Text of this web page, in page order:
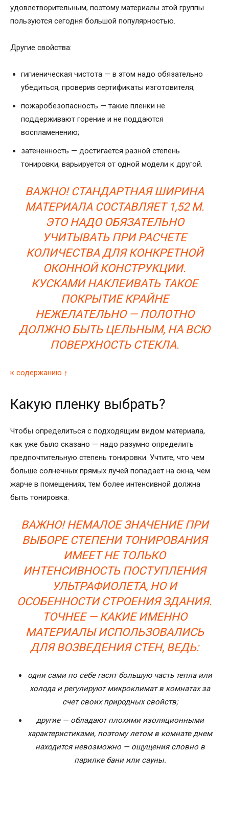
удовлетворительным, поэтому материалы этой группы
пользуются сегодня большой популярностью.
Другие свойства:
гигиеническая чистота — в этом надо обязательно
убедиться, проверив сертификаты изготовителя;
пожаробезопасность — такие пленки не
поддерживают горение и не поддаются
воспламенению;
затененность — достигается разной степень
тонировки, варьируется от одной модели к другой.
ВАЖНО! СТАНДАРТНАЯ ШИРИНА
МАТЕРИАЛА СОСТАВЛЯЕТ 1,52 М.
ЭТО НАДО ОБЯЗАТЕЛЬНО
УЧИТЫВАТЬ ПРИ РАСЧЕТЕ
КОЛИЧЕСТВА ДЛЯ КОНКРЕТНОЙ
ОКОННОЙ КОНСТРУКЦИИ.
КУСКАМИ НАКЛЕИВАТЬ ТАКОЕ
ПОКРЫТИЕ КРАЙНЕ
НЕЖЕЛАТЕЛЬНО — ПОЛОТНО
ДОЛЖНО БЫТЬ ЦЕЛЬНЫМ, НА ВСЮ
ПОВЕРХНОСТЬ СТЕКЛА.
к содержанию ↑
Какую пленку выбрать?
Чтобы определиться с подходящим видом материала,
как уже было сказано — надо разумно определить
предпочтительную степень тонировки. Учтите, что чем
больше солнечных прямых лучей попадает на окна, чем
жарче в помещениях, тем более интенсивной должна
быть тонировка.
ВАЖНО! НЕМАЛОЕ ЗНАЧЕНИЕ ПРИ
ВЫБОРЕ СТЕПЕНИ ТОНИРОВАНИЯ
ИМЕЕТ НЕ ТОЛЬКО
ИНТЕНСИВНОСТЬ ПОСТУПЛЕНИЯ
УЛЬТРАФИОЛЕТА, НО И
ОСОБЕННОСТИ СТРОЕНИЯ ЗДАНИЯ.
ТОЧНЕЕ — КАКИЕ ИМЕННО
МАТЕРИАЛЫ ИСПОЛЬЗОВАЛИСЬ
ДЛЯ ВОЗВЕДЕНИЯ СТЕН, ВЕДЬ:
одни сами по себе гасят большую часть тепла или
холода и регулируют микроклимат в комнатах за
счет своих природных свойств;
другие — обладают плохими изоляционными
характеристиками, поэтому летом в комнате днем
находится невозможно — ощущения словно в
парилке бани или сауны.